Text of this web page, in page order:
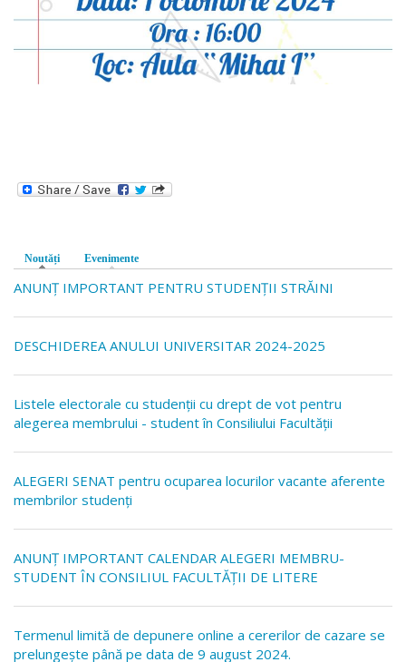
Noutăți (tab activ)
Evenimente
ANUNȚ IMPORTANT PENTRU STUDENȚII STRĂINI
DESCHIDEREA ANULUI UNIVERSITAR 2024-2025
Listele electorale cu studenții cu drept de vot pentru
alegerea membrului - student în Consiliului Facultății
ALEGERI SENAT pentru ocuparea locurilor vacante aferente
membrilor studenți
ANUNȚ IMPORTANT CALENDAR ALEGERI MEMBRU-
STUDENT ÎN CONSILIUL FACULTĂȚII DE LITERE
Termenul limită de depunere online a cererilor de cazare se
prelungește până pe data de 9 august 2024.